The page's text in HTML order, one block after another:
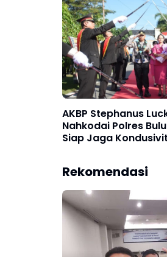
AKBP Stephanus
Nahkodai Polres
Siap Jaga
Rekomendasi